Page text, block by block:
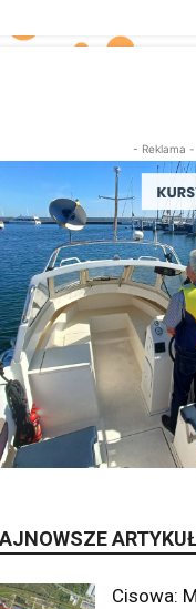
- Reklama -
Cisowa: